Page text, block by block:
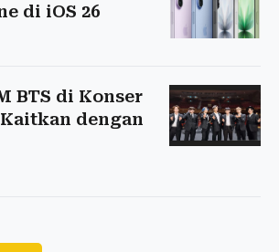
di iOS 26
BTS di Konser
dengan